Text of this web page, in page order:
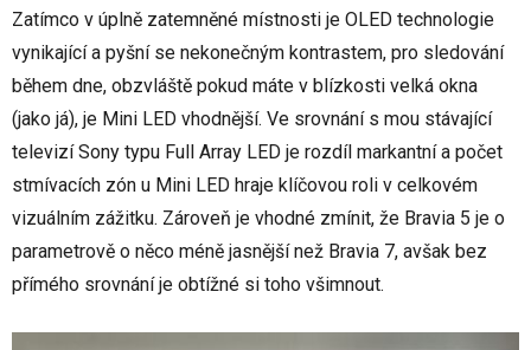
Zatímco v úplně zatemněné místnosti je OLED technologie
vynikající a pyšní se nekonečným kontrastem, pro sledování
během dne, obzvláště pokud máte v blízkosti velká okna
(jako já), je Mini LED vhodnější. Ve srovnání s mou stávající
televizí Sony typu Full Array LED je rozdíl markantní a počet
stmívacích zón u Mini LED hraje klíčovou roli v celkovém
vizuálním zážitku. Zároveň je vhodné zmínit, že Bravia 5 je o
parametrově o něco méně jasnější než Bravia 7, avšak bez
přímého srovnání je obtížné si toho všimnout.